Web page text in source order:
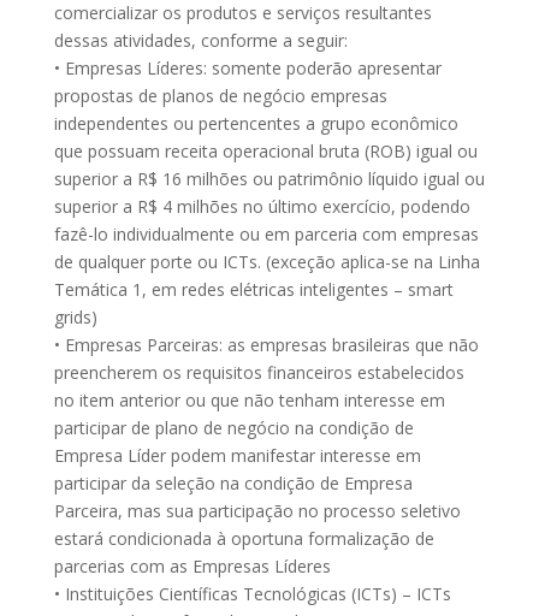
comercializar os produtos e serviços resultantes
dessas atividades, conforme a seguir:
• Empresas Líderes: somente poderão apresentar
propostas de planos de negócio empresas
independentes ou pertencentes a grupo econômico
que possuam receita operacional bruta (ROB) igual ou
superior a R$ 16 milhões ou patrimônio líquido igual ou
superior a R$ 4 milhões no último exercício, podendo
fazê-lo individualmente ou em parceria com empresas
de qualquer porte ou ICTs. (exceção aplica-se na Linha
Temática 1, em redes elétricas inteligentes – smart
grids)
• Empresas Parceiras: as empresas brasileiras que não
preencherem os requisitos financeiros estabelecidos
no item anterior ou que não tenham interesse em
participar de plano de negócio na condição de
Empresa Líder podem manifestar interesse em
participar da seleção na condição de Empresa
Parceira, mas sua participação no processo seletivo
estará condicionada à oportuna formalização de
parcerias com as Empresas Líderes
• Instituições Científicas Tecnológicas (ICTs) – ICTs